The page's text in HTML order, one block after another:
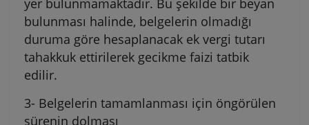
bulunması halinde, belgelerin olmadığı
duruma göre hesaplanacak ek vergi tutarı
tahakkuk ettirilerek gecikme faizi tatbik
edilir.
3- Belgelerin tamamlanması için öngörülen
sürenin dolması